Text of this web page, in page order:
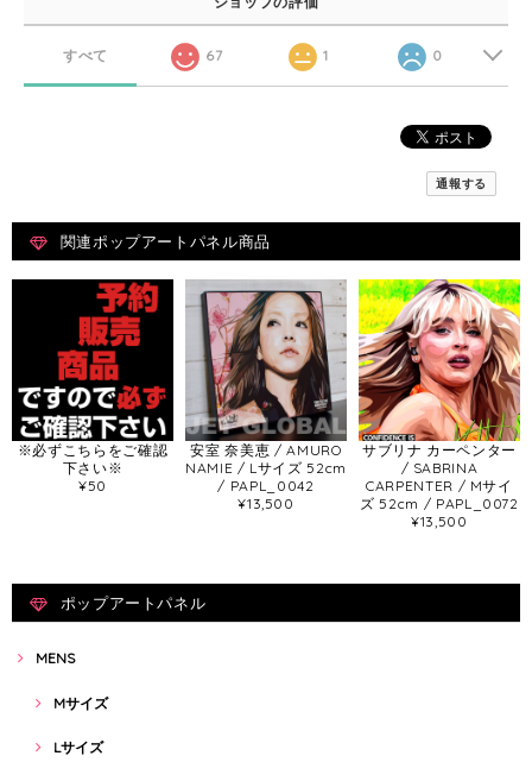
すべて 67 1 0
通報する
関連ポップアートパネル商品
※必ずこちらをご確認
下さい※
¥50
安室 奈美恵 / AMURO
NAMIE / Lサイズ 52cm
/ PAPL_0042
¥13,500
サブリナ カーペンター
/ SABRINA
CARPENTER / Mサイ
ズ 52cm / PAPL_0072
¥13,500
ポップアートパネル
MENS
Mサイズ
Lサイズ